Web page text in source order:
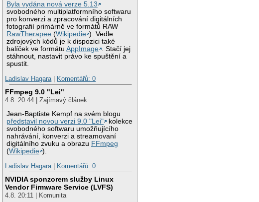
Byla vydána nová verze 5.13
svobodného multiplatformního softwaru
pro konverzi a zpracování digitálních
fotografií primárně ve formátů RAW
RawTherapee (Wikipedie ). Vedle
zdrojových kódů je k dispozici také
balíček ve formátuAppImage . Stačí jej
stáhnout, nastavit právo ke spuštění a
spustit.
Ladislav Hagara| Komentářů: 0
FFmpeg 9.0 "Lei"
4.8. 20:44 | Zajímavý článek
Jean-Baptiste Kempf na svém blogu
představil novou verzi 9.0 "Lei"
kolekce
svobodného softwaru umožňujícího
nahrávání, konverzi a streamovaní
digitálního zvuku a obrazu FFmpeg
(Wikipedie ).
Ladislav Hagara| Komentářů: 0
NVIDIA sponzorem služby Linux
Vendor Firmware Service (LVFS)
4.8. 20:11 | Komunita